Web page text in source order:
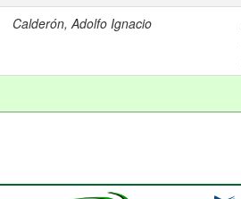
Calderón, Adolfo Ignacio